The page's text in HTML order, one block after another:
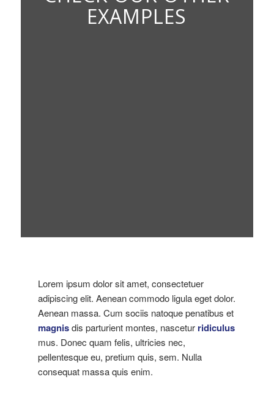
EXAMPLES
Lorem ipsum dolor sit amet, consectetuer
adipiscing elit. Aenean commodo ligula eget dolor.
Aenean massa. Cum sociis natoque penatibus et
magnisdis parturient montes, nascetur ridiculus
mus. Donec quam felis, ultricies nec,
pellentesque eu, pretium quis, sem. Nulla
consequat massa quis enim.